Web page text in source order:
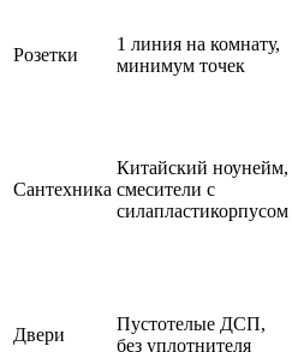
Розетки
1 линия на комнату,
минимум точек
Сантехника
Китайский ноунейм,
смесители с
силапластикорпусом
Двери
Пустотелые ДСП,
без уплотнителя